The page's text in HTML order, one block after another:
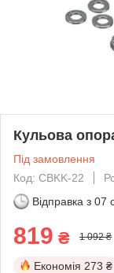
Кульова
Під замовлення
Код: CBKK-22
Відправка з 07
819 ₴ 1 092 ₴
Економія 273 ₴